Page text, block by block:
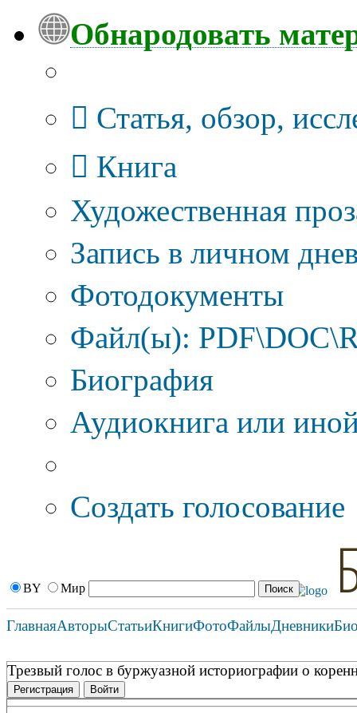
Обнародовать
Статья, обзор,
Книга
Художественная
Запись в личном
Фотодокументы
Файл(ы):
Биография
Аудиокнига или
Создать голосование
BY Мир
ГлавнаяАвторыСтатьиКнигиФотоФайлыДневники
Трезвый голос в буржуазной историографии о
Регистрация Войти